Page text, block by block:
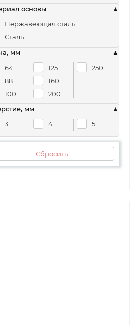
основы
Нержавеющая сталь
Сталь
мм
64
88
100
125
160
200
250
мм
3
4 5
Сбросить